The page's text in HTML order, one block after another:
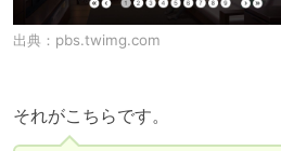
出典： pbs.twimg.com
それがこちらです。